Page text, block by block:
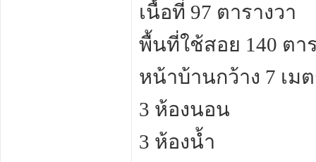
เนื้อที่ 97 ตารางวา
พื้นที่ใช้สอย 140 ตา
หน้าบ้านกว้าง 7 เม
3 ห้องนอน
3 ห้องน้ำ